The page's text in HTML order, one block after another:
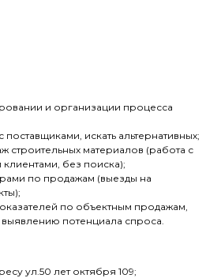
и организации процесса
поставщиками, искать альтернативных;
строительных материалов (работа с
без поиска);
по продажам (выезды на
по объектным продажам,
потенциала спроса.
ул.50 лет октября 109;